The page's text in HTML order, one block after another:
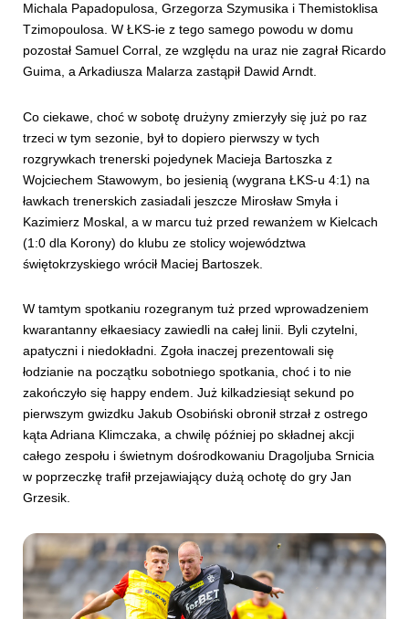
Michala Papadopulosa, Grzegorza Szymusika i Themistoklisa
Tzimopoulosa. W ŁKS-ie z tego samego powodu w domu
pozostał Samuel Corral, ze względu na uraz nie zagrał Ricardo
Guima, a Arkadiusza Malarza zastąpił Dawid Arndt.
Co ciekawe, choć w sobotę drużyny zmierzyły się już po raz
trzeci w tym sezonie, był to dopiero pierwszy w tych
rozgrywkach trenerski pojedynek Macieja Bartoszka z
Wojciechem Stawowym, bo jesienią (wygrana ŁKS-u 4:1) na
ławkach trenerskich zasiadali jeszcze Mirosław Smyła i
Kazimierz Moskal, a w marcu tuż przed rewanżem w Kielcach
(1:0 dla Korony) do klubu ze stolicy województwa
świętokrzyskiego wrócił Maciej Bartoszek.
W tamtym spotkaniu rozegranym tuż przed wprowadzeniem
kwarantanny ełkaesiacy zawiedli na całej linii. Byli czytelni,
apatyczni i niedokładni. Zgoła inaczej prezentowali się
łodzianie na początku sobotniego spotkania, choć i to nie
zakończyło się happy endem. Już kilkadziesiąt sekund po
pierwszym gwizdku Jakub Osobiński obronił strzał z ostrego
kąta Adriana Klimczaka, a chwilę później po składnej akcji
całego zespołu i świetnym dośrodkowaniu Dragoljuba Srnicia
w poprzeczkę trafił przejawiający dużą ochotę do gry Jan
Grzesik.